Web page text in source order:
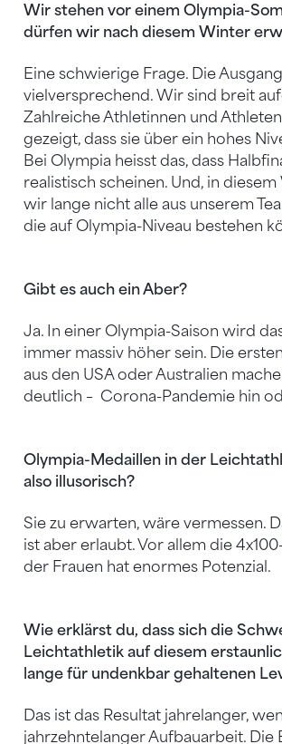
Wir stehen vor einem Olympia-
dürfen wir nach diesem Winter
Eine schwierige Frage. Die
vielversprechend. Wir sind breit
Zahlreiche Athletinnen und
gezeigt, dass sie über ein hohes
Bei Olympia heisst das, dass
realistisch scheinen. Und, in
wir lange nicht alle aus unserem
die auf Olympia-Niveau bestehen
Gibt es auch ein Aber?
Ja. In einer Olympia-Saison wird
immer massiv höher sein. Die
aus den USA oder Australien
deutlich – Corona-Pandemie hin
Olympia-Medaillen in der
also illusorisch?
Sie zu erwarten, wäre vermessen.
ist aber erlaubt. Vor allem die
der Frauen hat enormes Potenzial.
Wie erklärst du, dass sich die
Leichtathletik auf diesem
lange für undenkbar gehaltenen
Das ist das Resultat jahrelanger,
jahrzehntelanger Aufbauarbeit. Die